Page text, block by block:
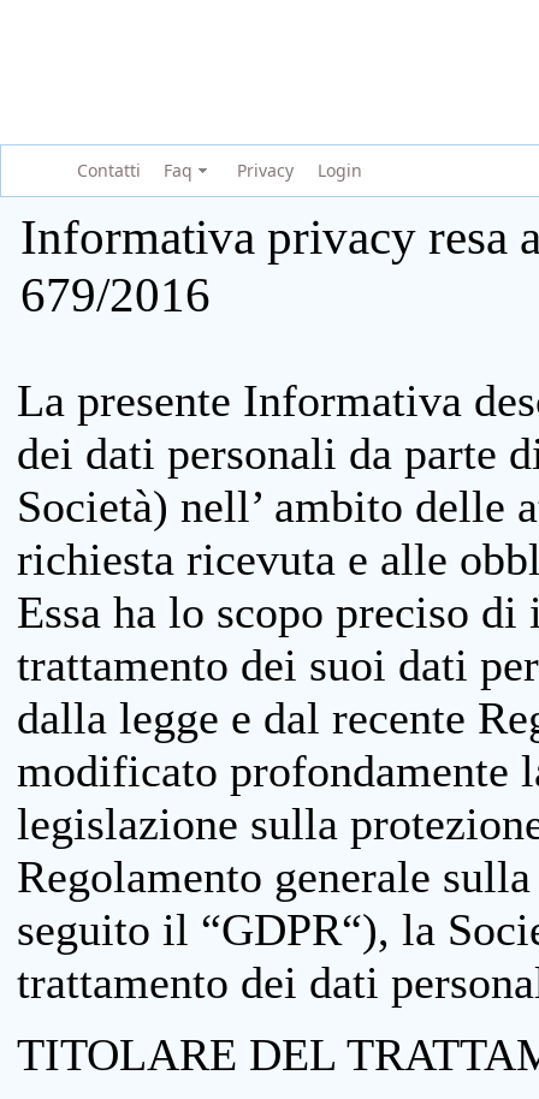
Contatti Faq Privacy Login
Informativa privacy resa
679/2016
La presente Informativa
dei dati personali da parte
Società) nell’ ambito delle
richiesta ricevuta e alle
Essa ha lo scopo preciso
trattamento dei suoi dati
dalla legge e dal recente
modificato profondamente
legislazione sulla
Regolamento generale
seguito il “GDPR“), la
trattamento dei dati
TITOLARE DEL